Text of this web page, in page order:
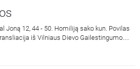
Joną 12, 44 - 50. Homiliją sako kun. Povilas
iš Vilniaus Dievo Gailestingumo